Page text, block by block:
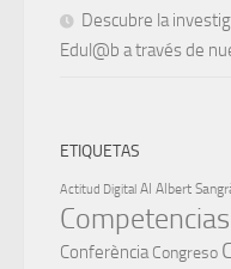
Descubre la
Edul@b a través de
ETIQUETAS
Actitud Digital AI Albert
Conferència Congreso